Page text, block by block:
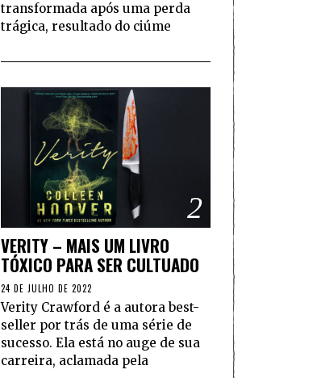
transformada após uma perda
trágica, resultado do ciúme
2
VERITY – MAIS UM LIVRO
TÓXICO PARA SER CULTUADO
24 DE JULHO DE 2022
Verity Crawford é a autora best-
seller por trás de uma série de
sucesso. Ela está no auge de sua
carreira, aclamada pela